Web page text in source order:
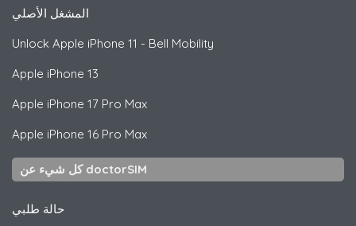
المشغل الأصلي
Unlock Apple iPhone 11 - Bell Mobility
Apple iPhone 13
Apple iPhone 17 Pro Max
Apple iPhone 16 Pro Max
كل شيء عن doctorSIM
حالة طلبي